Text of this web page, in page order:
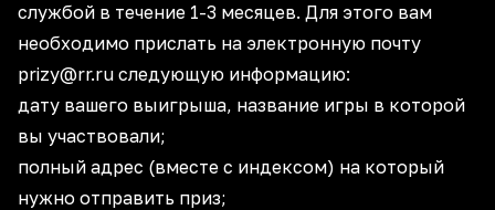
службой в течение 1-3 месяцев. Для этого вам
необходимо прислать на электронную почту
prizy@rr.ru следующую информацию:
дату вашего выигрыша, название игры в которой
вы участвовали;
полный адрес (вместе с индексом) на который
нужно отправить приз;